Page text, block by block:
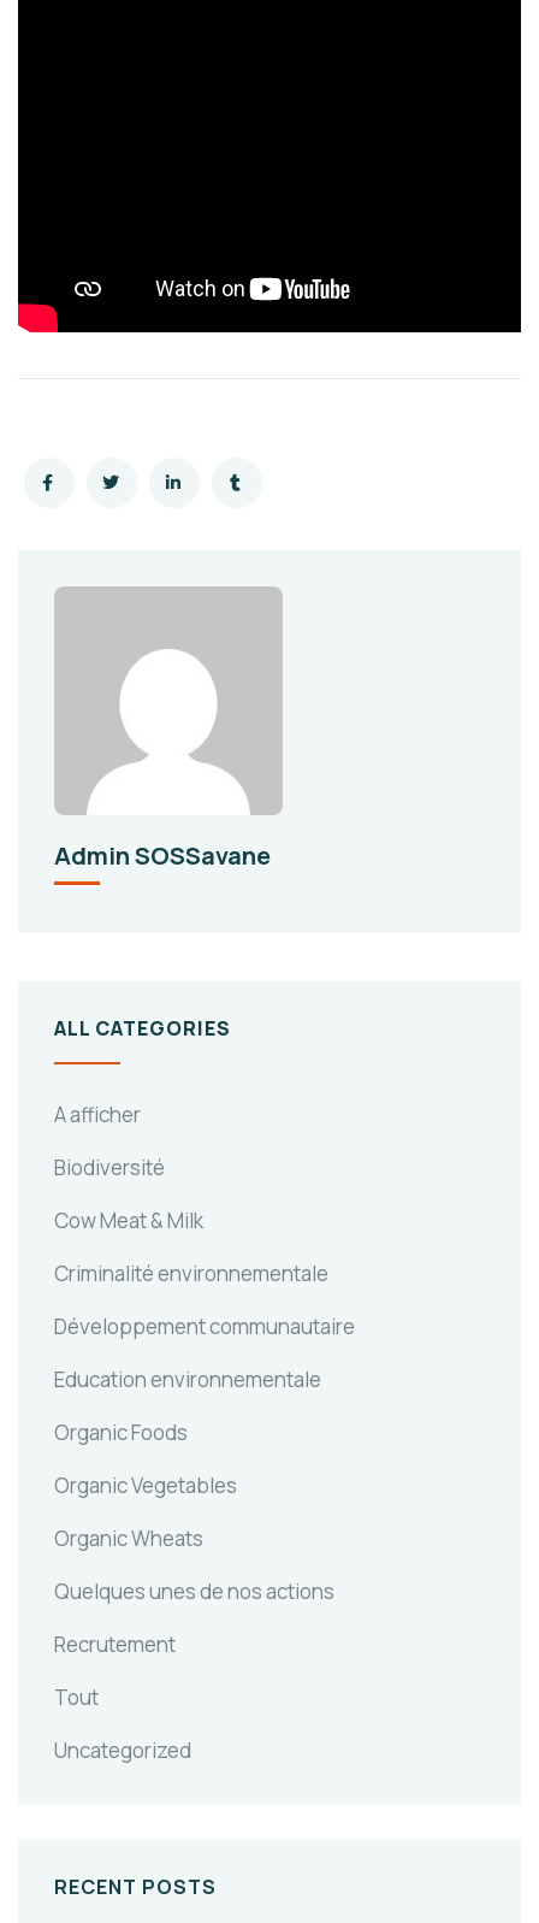
Admin SOSSavane
ALL CATEGORIES
A afficher
Biodiversité
Cow Meat & Milk
Criminalité environnementale
Développement communautaire
Education environnementale
Organic Foods
Organic Vegetables
Organic Wheats
Quelques unes de nos actions
Recrutement
Tout
Uncategorized
RECENT POSTS